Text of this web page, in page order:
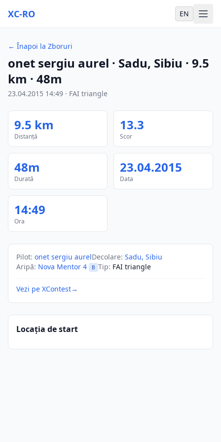
XC-RO EN
← Înapoi la Zboruri
onet sergiu aurel · Sadu, Sibiu · 9.5
km · 48m
23.04.2015 14:49 · FAI triangle
9.5 km
Distanță
13.3
Scor
48m
Durată
23.04.2015
Data
14:49
Ora
Pilot: onet sergiu aurelDecolare: Sadu, Sibiu
Aripă: Nova Mentor 4 B Tip: FAI triangle
Vezi pe XContest→
Locația de start